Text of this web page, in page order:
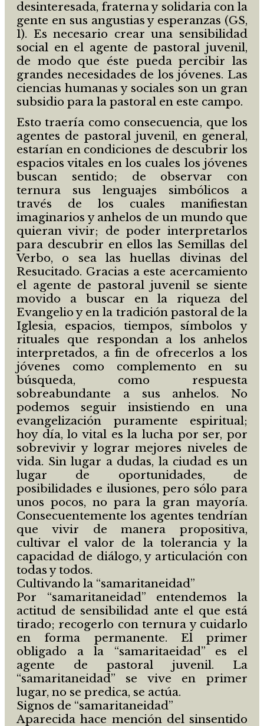
desinteresada, fraterna y solidaria con la
gente en sus angustias y esperanzas (GS,
1). Es necesario crear una sensibilidad
social en el agente de pastoral juvenil,
de modo que éste pueda percibir las
grandes necesidades de los jóvenes. Las
ciencias humanas y sociales son un gran
subsidio para la pastoral en este campo.
Esto traería como consecuencia, que los
agentes de pastoral juvenil, en general,
estarían en condiciones de descubrir los
espacios vitales en los cuales los jóvenes
buscan sentido; de observar con
ternura sus lenguajes simbólicos a
través de los cuales manifiestan
imaginarios y anhelos de un mundo que
quieran vivir; de poder interpretarlos
para descubrir en ellos las Semillas del
Verbo, o sea las huellas divinas del
Resucitado. Gracias a este acercamiento
el agente de pastoral juvenil se siente
movido a buscar en la riqueza del
Evangelio y en la tradición pastoral de la
Iglesia, espacios, tiempos, símbolos y
rituales que respondan a los anhelos
interpretados, a fin de ofrecerlos a los
jóvenes como complemento en su
búsqueda, como respuesta
sobreabundante a sus anhelos. No
podemos seguir insistiendo en una
evangelización puramente espiritual;
hoy día, lo vital es la lucha por ser, por
sobrevivir y lograr mejores niveles de
vida. Sin lugar a dudas, la ciudad es un
lugar de oportunidades, de
posibilidades e ilusiones, pero sólo para
unos pocos, no para la gran mayoría.
Consecuentemente los agentes tendrían
que vivir de manera propositiva,
cultivar el valor de la tolerancia y la
capacidad de diálogo, y articulación con
todas y todos.
Cultivando la “samaritaneidad”
Por “samaritaneidad” entendemos la
actitud de sensibilidad ante el que está
tirado; recogerlo con ternura y cuidarlo
en forma permanente. El primer
obligado a la “samaritaeidad” es el
agente de pastoral juvenil. La
“samaritaneidad” se vive en primer
lugar, no se predica, se actúa.
Signos de “samaritaneidad”
Aparecida hace mención del sinsentido